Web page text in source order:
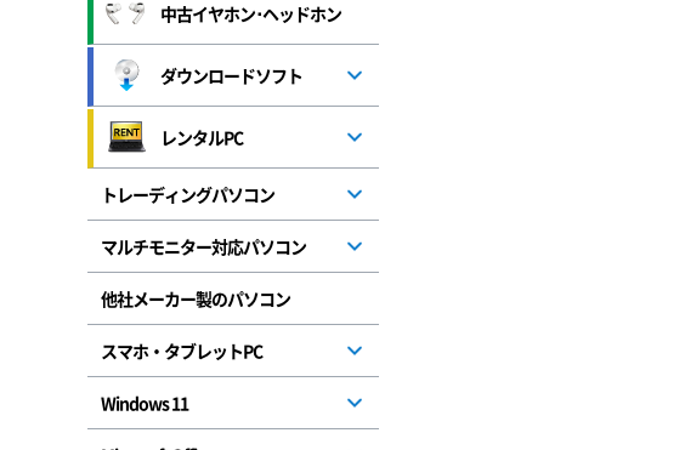
中古イヤホン･ヘッドホン
ダウンロードソフト
レンタルPC
トレーディングパソコン
マルチモニター対応パソコン
他社メーカー製のパソコン
スマホ・タブレットPC
Windows 11